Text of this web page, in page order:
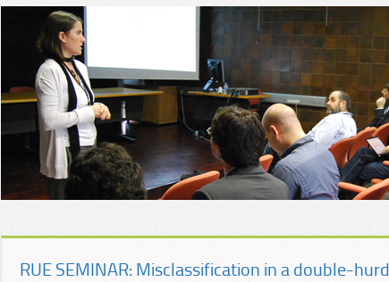
RUE SEMINAR: Misclassification in a double-